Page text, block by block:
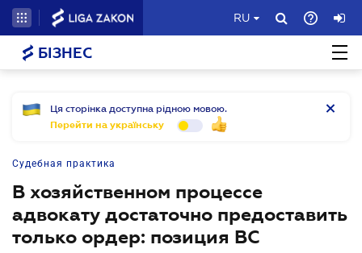
RU
БІЗНЕС
Ця сторінка доступна рідною мовою.
Перейти на українську
Судебная практика
В хозяйственном процессе
адвокату достаточно предоставить
только ордер: позиция ВС